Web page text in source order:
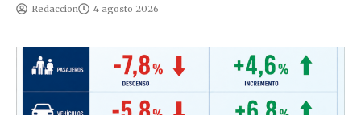
Redaccion 4 agosto 2026